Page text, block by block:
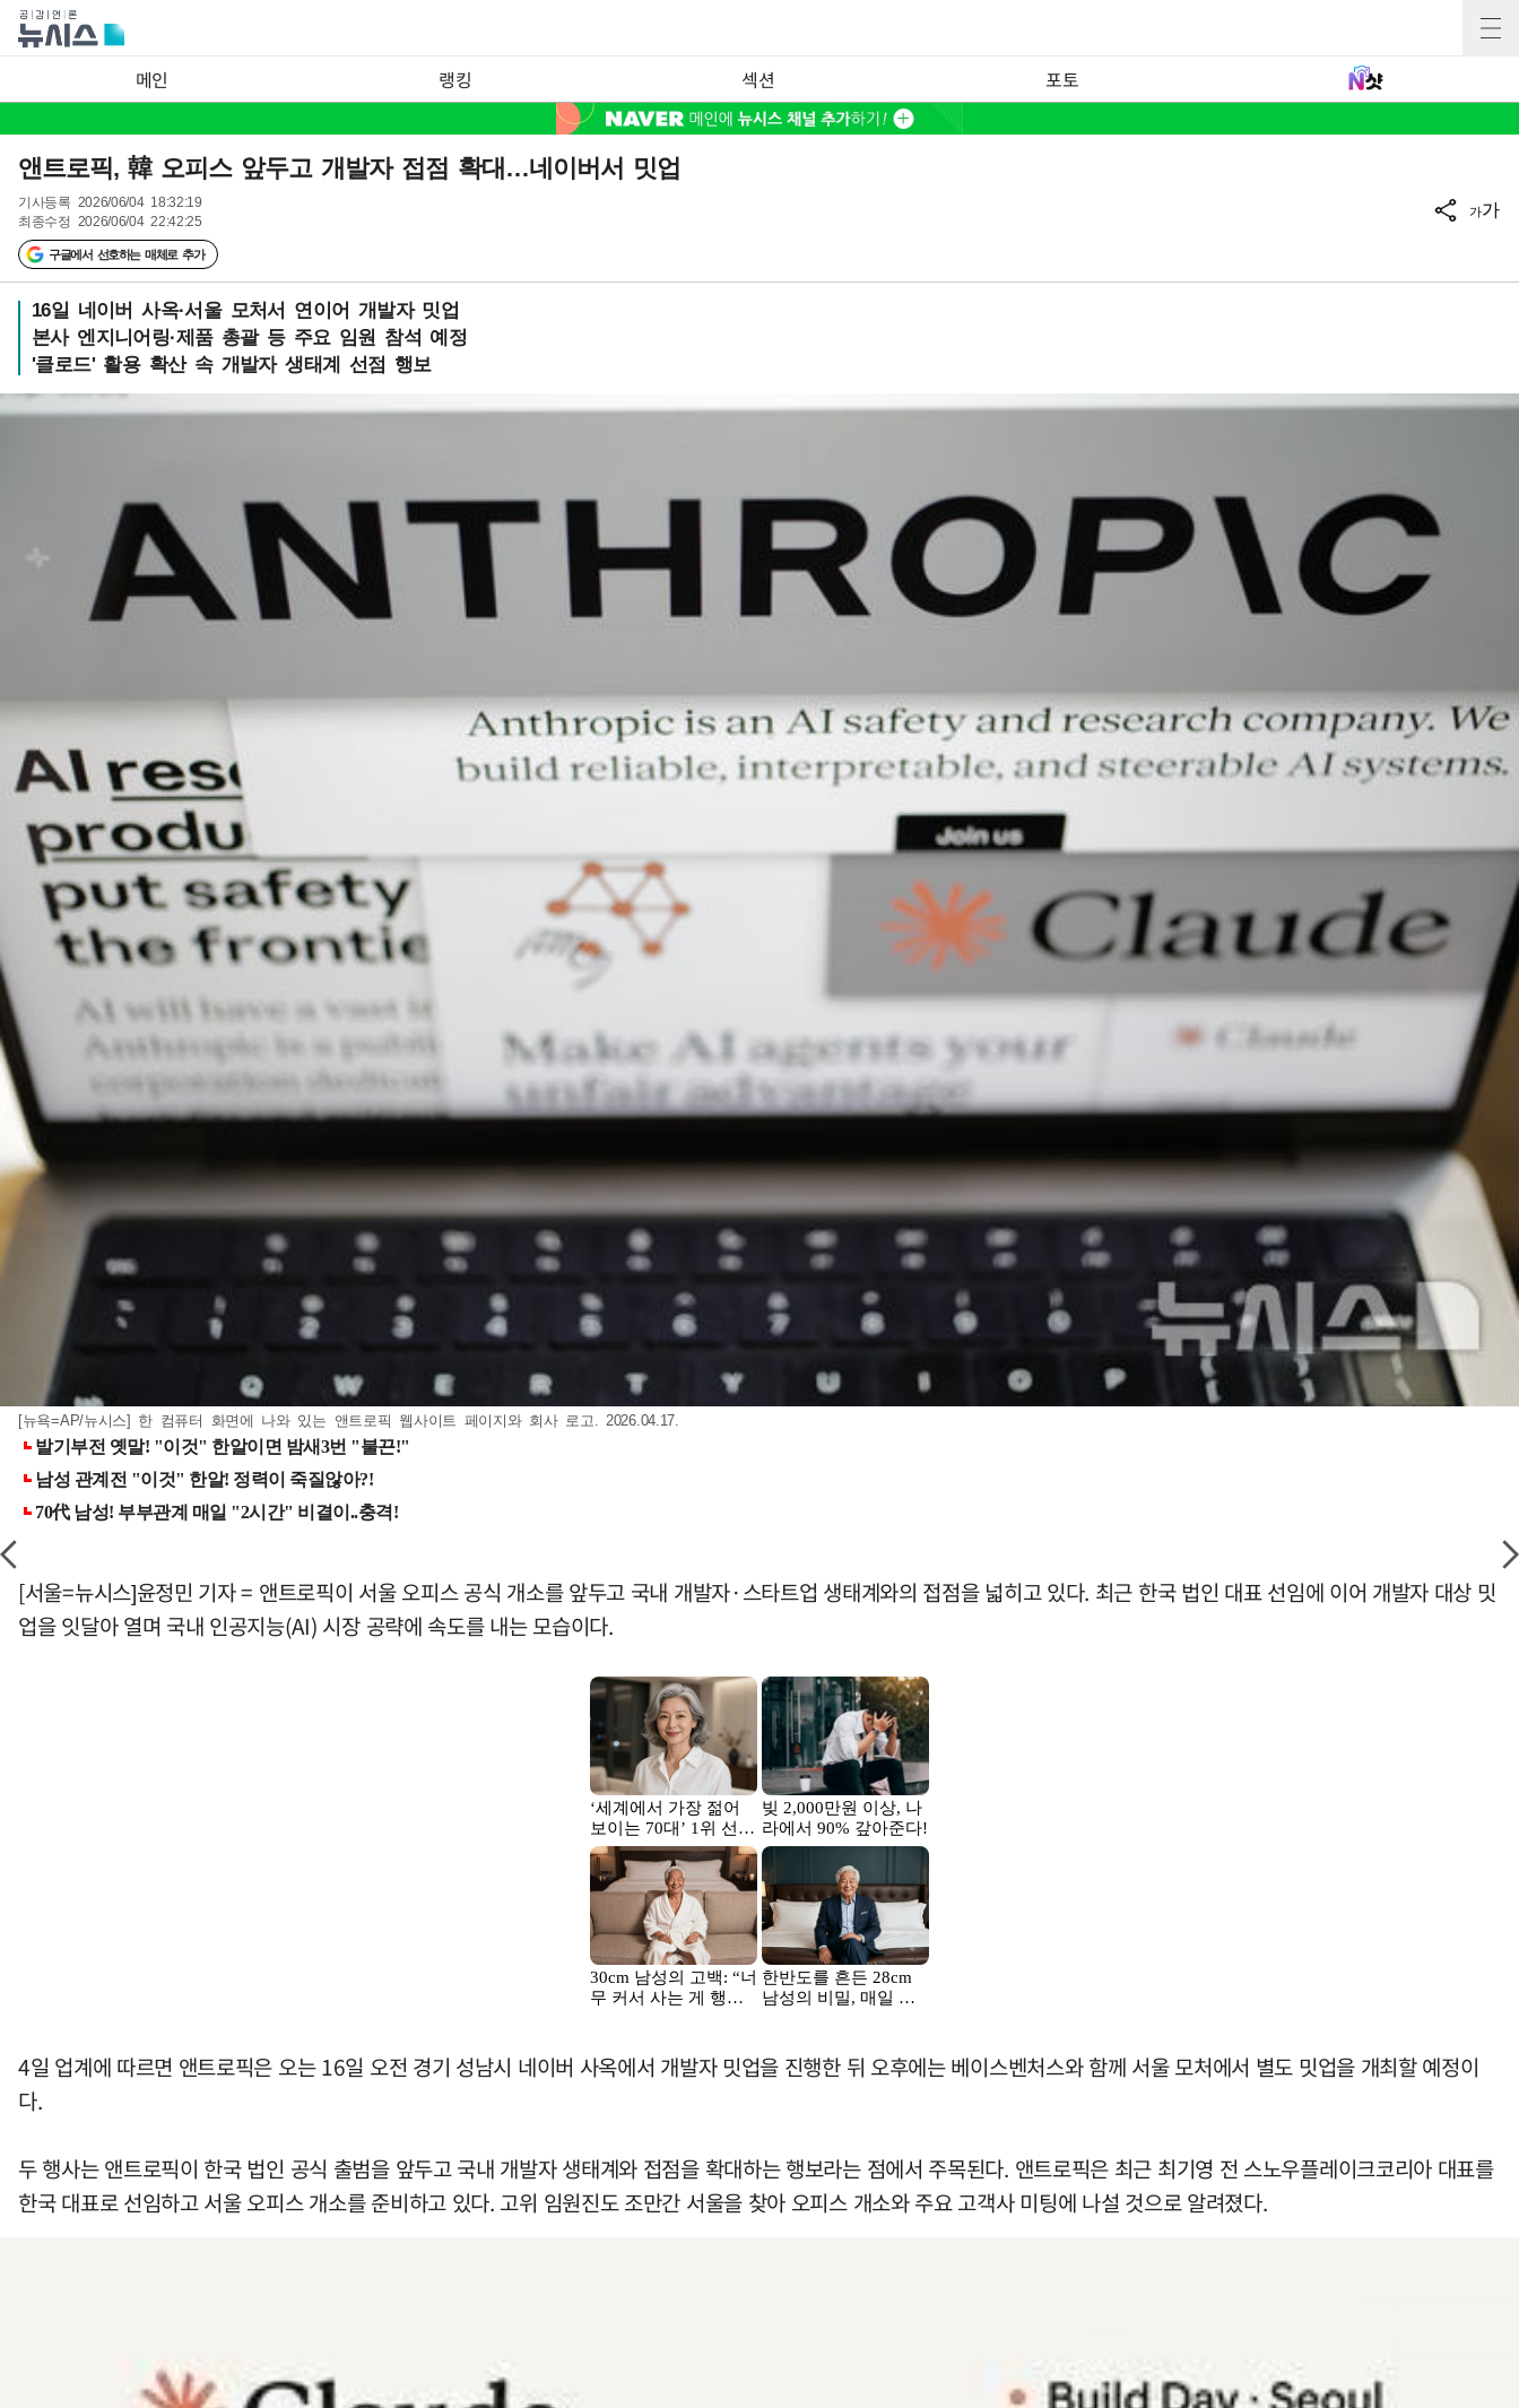
메인 랭킹 섹션 포토
앤트로픽, 韓 오피스 앞두고 개발자 접점 확대…네이버서 밋업
기사등록 2026/06/04 18:32:19
최종수정 2026/06/04 22:42:25
구글에서 선호하는 매체로 추가
가가
16일 네이버 사옥·서울 모처서 연이어 개발자 밋업
본사 엔지니어링·제품 총괄 등 주요 임원 참석 예정
'클로드' 활용 확산 속 개발자 생태계 선점 행보
[뉴욕=AP/뉴시스] 한 컴퓨터 화면에 나와 있는 앤트로픽 웹사이트 페이지와 회사 로고. 2026.04.17.
[서울=뉴시스]윤정민 기자 = 앤트로픽이 서울 오피스 공식 개소를 앞두고 국내 개발자·스타트업 생태계와의 접점을 넓히고 있다. 최근 한국 법인 대표 선임에 이어 개발자 대상 밋
업을 잇달아 열며 국내 인공지능(AI) 시장 공략에 속도를 내는 모습이다.
4일 업계에 따르면 앤트로픽은 오는 16일 오전 경기 성남시 네이버 사옥에서 개발자 밋업을 진행한 뒤 오후에는 베이스벤처스와 함께 서울 모처에서 별도 밋업을 개최할 예정이
다.
두 행사는 앤트로픽이 한국 법인 공식 출범을 앞두고 국내 개발자 생태계와 접점을 확대하는 행보라는 점에서 주목된다. 앤트로픽은 최근 최기영 전 스노우플레이크코리아 대표를
한국 대표로 선임하고 서울 오피스 개소를 준비하고 있다. 고위 임원진도 조만간 서울을 찾아 오피스 개소와 주요 고객사 미팅에 나설 것으로 알려졌다.